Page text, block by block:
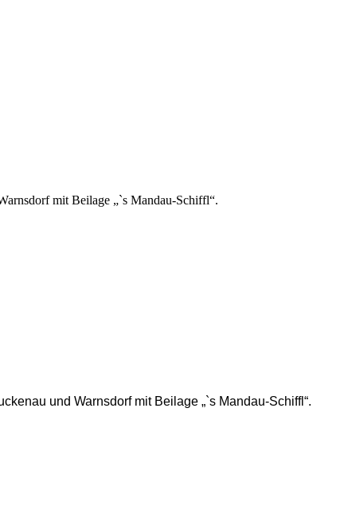
mit Beilage „`s Mandau-Schiffl“.
und Warnsdorf mit Beilage „`s Mandau-Schiffl“.